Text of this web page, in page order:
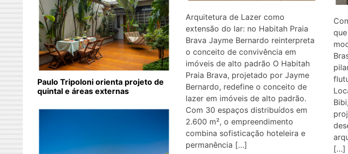
Arquitetura de Lazer como
extensão do lar: no Habitah Praia
Brava Jayme Bernardo reinterpreta
o conceito de convivência em
imóveis de alto padrão O Habitah
Praia Brava, projetado por Jayme
Bernardo, redefine o conceito de
lazer em imóveis de alto padrão.
Com 30 espaços distribuídos em
2.600 m², o empreendimento
combina sofisticação hoteleira e
permanência […]
[…]
Paulo Tripoloni orienta projeto de
quintal e áreas externas